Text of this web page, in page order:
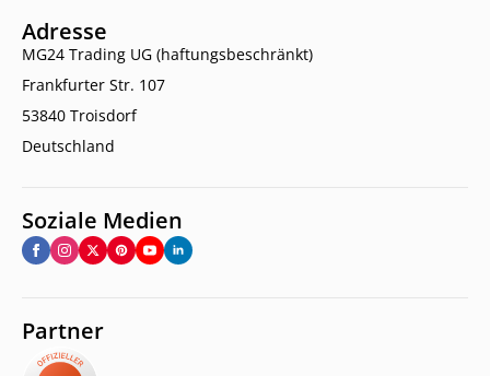
Adresse
MG24 Trading UG (haftungsbeschränkt)
Frankfurter Str. 107
53840 Troisdorf
Deutschland
Soziale Medien
Partner